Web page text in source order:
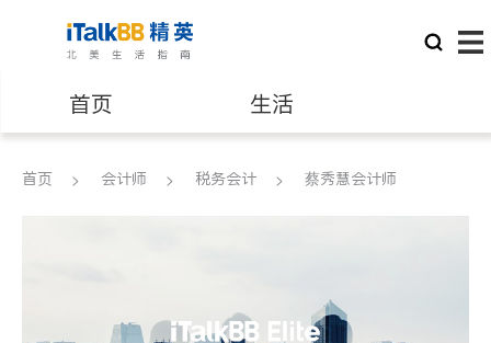
首页 生活
医生 律师
首页 会计师 税务会计 蔡秀慧会计师